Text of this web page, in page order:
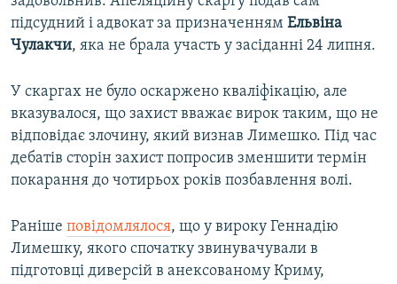
підсудний і адвокат за призначенням Ельвіна
Чулакчи, яка не брала участь у засіданні 24 липня.
У скаргах не було оскаржено кваліфікацію, але
вказувалося, що захист вважає вирок таким, що не
відповідає злочину, який визнав Лимешко. Під час
дебатів сторін захист попросив зменшити термін
покарання до чотирьох років позбавлення волі.
Раніше повідомлялося, що у вироку Геннадію
Лимешку, якого спочатку звинувачували в
підготовці диверсій в анексованому Криму,